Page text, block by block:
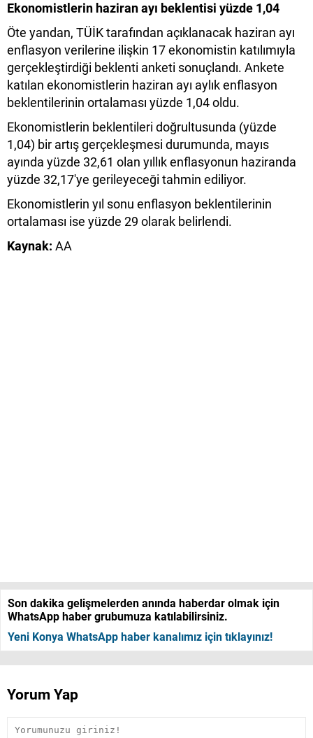
Ekonomistlerin haziran ayı beklentisi yüzde 1,04
Öte yandan, TÜİK tarafından açıklanacak haziran ayı
enflasyon verilerine ilişkin 17 ekonomistin katılımıyla
gerçekleştirdiği beklenti anketi sonuçlandı. Ankete
katılan ekonomistlerin haziran ayı aylık enflasyon
beklentilerinin ortalaması yüzde 1,04 oldu.
Ekonomistlerin beklentileri doğrultusunda (yüzde
1,04) bir artış gerçekleşmesi durumunda, mayıs
ayında yüzde 32,61 olan yıllık enflasyonun haziranda
yüzde 32,17'ye gerileyeceği tahmin ediliyor.
Ekonomistlerin yıl sonu enflasyon beklentilerinin
ortalaması ise yüzde 29 olarak belirlendi.
Kaynak: AA
Son dakika gelişmelerden anında haberdar olmak için
WhatsApp haber grubumuza katılabilirsiniz.
Yeni Konya WhatsApp haber kanalımız için tıklayınız!
Yorum Yap